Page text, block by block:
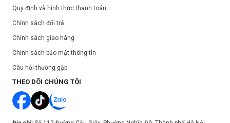
Quy định và hình thức thanh toán
Chính sách đổi trả
Chính sách giao hàng
Chính sách bảo mật thông tin
Câu hỏi thường gặp
THEO DÕI CHÚNG TÔI